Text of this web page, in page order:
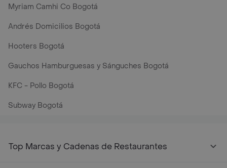
Myriam Camhi Co Bogotá
Andrés Domicilios Bogotá
Hooters Bogotá
Gauchos Hamburguesas y Sánguches Bogotá
KFC - Pollo Bogotá
Subway Bogotá
Top Marcas y Cadenas de Restaurantes